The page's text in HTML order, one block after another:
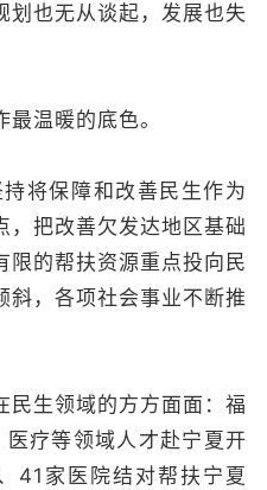
划也无从谈起，发展也失
温暖的底色。
保障和改善民生作为
，把改善欠发达地区基础
限的帮扶资源重点投向民
斜，各项社会事业不断推
生领域的方方面面：福
疗等领域人才赴宁夏开
41家医院结对帮扶宁夏